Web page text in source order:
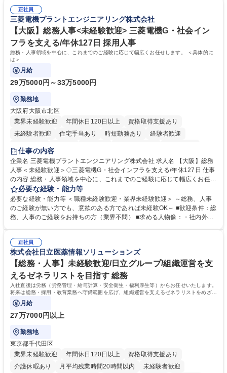
募集職種 【大阪・京都・滋賀】営業事務 ※未経験可
えて、お客様や社員の状況に合わせ、能動的なサポート、改善の動きも期
待され。組織を支えるスペシャリストとして、チームに貢献し、結果的に
社員から頼られる存在になることができます。平均19:30の退勤以降の業
務の持ち帰りも禁止されており、メリハリのある働き方となります。 学
歴・資格 学歴：大学院 大学 高専 短大 語学力： 資格：
正社員
三菱電機プラントエンジニアリング株式会社
【大阪】総務人事<未経験歓迎> 三菱電機G・社会イン
フラを支える/年休127日 採用人事
総務・人事領域を中心に、これまでのご経験に応じて幅広くお任せします。 ＜具体的に
は＞
月給
29万5000円～33万5000円
勤務地
大阪府大阪市北区
業界未経験歓迎
年間休日120日以上
資格取得支援あり
未経験者歓迎
住宅手当あり 時短勤務あり
経験者歓迎
退職金あり
駅近5分以内
土日祝休み 服装自由 寮・社宅あり 食事補助あり
仕事の内容
企業名 三菱電機プラントエンジニアリング株式会社 求人名 【大阪】総務
人事＜未経験歓迎＞◇三菱電機G・社会インフラを支える/年休127日 仕事
の内容 総務・人事領域を中心に、これまでのご経験に応じて幅広くお任せ
します。 ＜具体的には＞ ・総務/人事労務（給与・社保・勤怠管理など）
・採用・教育研修 ・福利厚生運用 など ※基本的には事務所勤務ですが、
採用や教育等の業務内容により、関西圏以外への日帰り・宿泊を伴う国内
出張もございます。 ※担当業務を持ちつつ、お互いに助け合いながら、総
必要な経験・能力等
必要な経験・能力等 ＜職種未経験歓迎・業界未経験歓迎＞ ～総務、人事
のご経験が無い方でも、意欲のある方であれば未経験OK～ ■歓迎条件：総
務、人事のご経験をお持ちの方（業界不問） ■求める人物像：・社内外の
正社員
株式会社日立医薬情報ソリューションズ
【総務・人事】未経験歓迎/日立グループ/組織運営を支
えるゼネラリストを目指す 総務
入社直後は労務（労務管理・給与計算・安全衛生・福利厚生等）からお任せいたします。
将来は総務・採用・教育業務へ守備範囲を広げ、組織運営を支えるゼネラリストをめざせ
ます。
月給
27万7000円以上
勤務地
東京都千代田区
業界未経験歓迎
年間休日120日以上
資格取得支援あり
介護休暇あり
月平均残業時間20時間以内 未経験者歓迎